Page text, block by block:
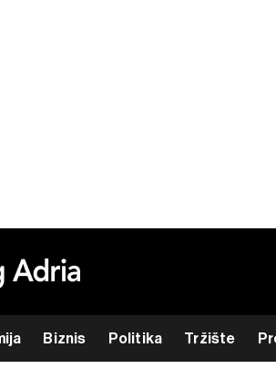
Biznis Politika Tržište